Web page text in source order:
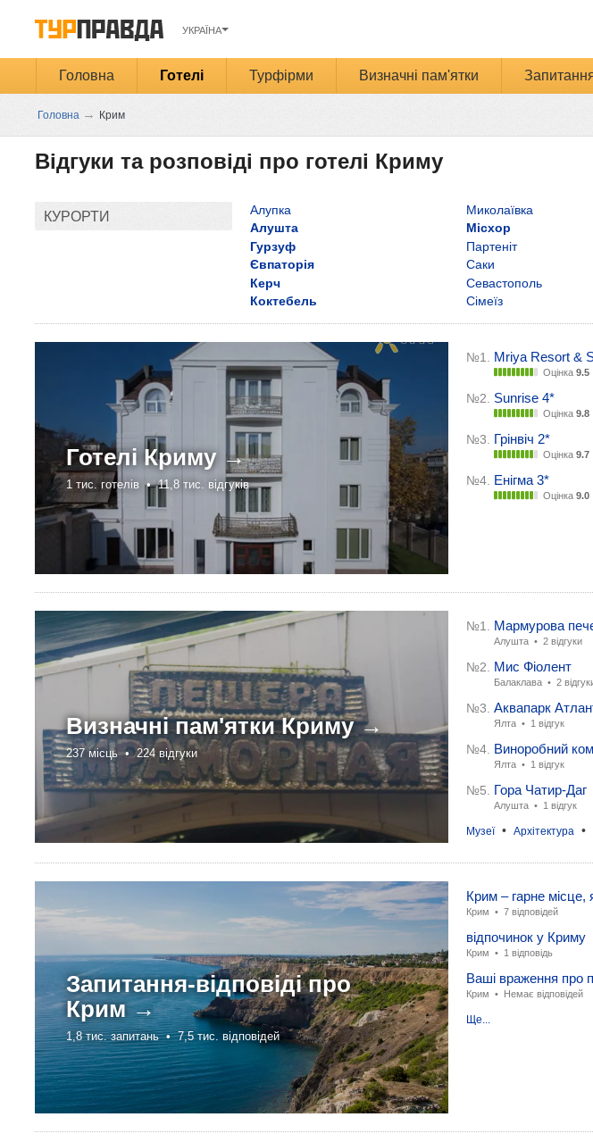
УКРАЇНА
Головна Готелі Турфірми Визначні пам'ятки
Головна → Крим
Відгуки та розповіді про готелі Криму
КУРОРТИ
Алупка
Алушта
Гурзуф
Євпаторія
Керч
Коктебель
Миколаївка
Місхор
Партеніт
Саки
Севастополь
Сімеїз
ГотеліКриму →
1 тис. готелів •11,8 тис. відгуків
№1. Mriya Resort &
Оцінка 9.5
№2. Sunrise 4*
Оцінка 9.8
№3. Грінвіч 2*
Оцінка 9.7
№4. Енігма 3*
Оцінка 9.0
Визначні пам'яткиКриму →
237 місць •224 відгуки
№1. Мармурова
Алушта • 2 відгуки
№2. Мис Фіолент
Балаклава • 2
№3. Аквапарк
Ялта • 1 відгук
№4. Виноробний
Ялта • 1 відгук
№5. Гора Чатир-Даг
Алушта • 1 відгук
Музеї• Архітектура •
Запитання-відповіді про
Крим →
1,8 тис. запитань •7,5 тис. відповідей
Крим – гарне
Крим • 7 відповідей
відпочинок у Криму
Крим • 1 відповідь
Ваші враження про
Крим • Немає відповідей
Ще...